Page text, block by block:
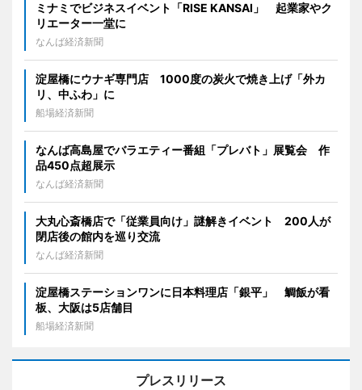
ミナミでビジネスイベント「RISE KANSAI」 起業家やク
リエーター一堂に
なんば経済新聞
淀屋橋にウナギ専門店 1000度の炭火で焼き上げ「外カ
リ、中ふわ」に
船場経済新聞
なんば高島屋でバラエティー番組「プレバト」展覧会 作
品450点超展示
なんば経済新聞
大丸心斎橋店で「従業員向け」謎解きイベント 200人が
閉店後の館内を巡り交流
なんば経済新聞
淀屋橋ステーションワンに日本料理店「銀平」 鯛飯が看
板、大阪は5店舗目
船場経済新聞
プレスリリース